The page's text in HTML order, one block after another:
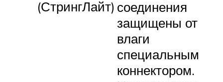
(СтрингЛайт) соединения
защищены от
влаги
специальным
коннектором.